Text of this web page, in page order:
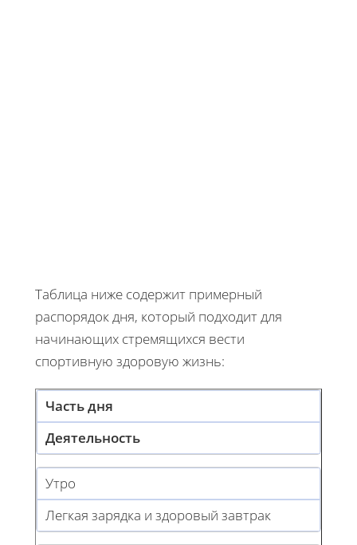
Таблица ниже содержит примерный
распорядок дня, который подходит для
начинающих стремящихся вести
спортивную здоровую жизнь:
Часть дня
Деятельность
Утро
Легкая зарядка и здоровый завтрак